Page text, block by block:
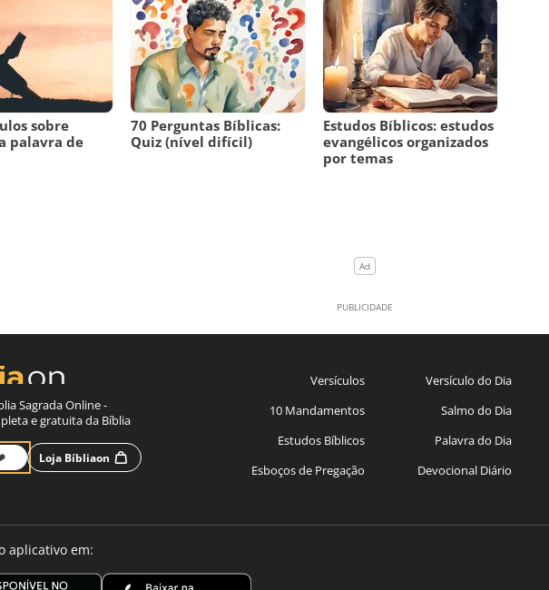
sobre
palavra de
70 Perguntas Bíblicas:
Quiz (nível difícil)
Estudos Bíblicos: estudos
evangélicos organizados
por temas
Sagrada Online -
e gratuita da Bíblia
Loja Bíbliaon
Versículos
10 Mandamentos
Estudos Bíblicos
Esboços de Pregação
Versículo do Dia
Salmo do Dia
Palavra do Dia
Devocional Diário
aplicativo em: